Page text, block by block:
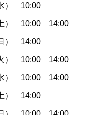
） 10:00
土） 10:00 14:00
） 14:00
火） 10:00 14:00
水） 10:00 14:00
） 14:00